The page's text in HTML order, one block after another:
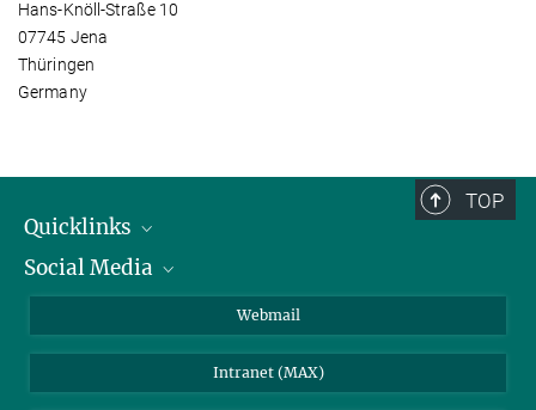
Hans-Knöll-Straße 10
07745 Jena
Thüringen
Germany
TOP
Quicklinks
IMPRS Graduiertenschule
Social Media
Webmail
Intranet (MAX)